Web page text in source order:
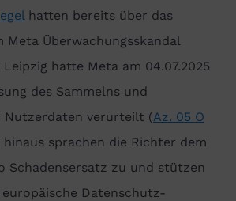
hatten bereits über das
Meta Überwachungsskandal
hatte Meta am 04.07.2025
des Sammelns und
Nutzerdaten verurteilt (Az. 05 O
hinaus sprachen die Richter dem
Schadensersatz zu und stützen
Datenschutz-